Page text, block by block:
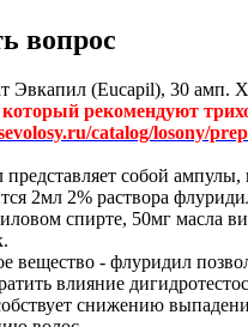
вопрос
Эвкапил (Eucapil), 30 амп.
рекомендуют
catalog/losony/
собой ампулы,
2мл 2% раствора
спирте, 50мг масла
вещество - флуридил
влияние
снижению